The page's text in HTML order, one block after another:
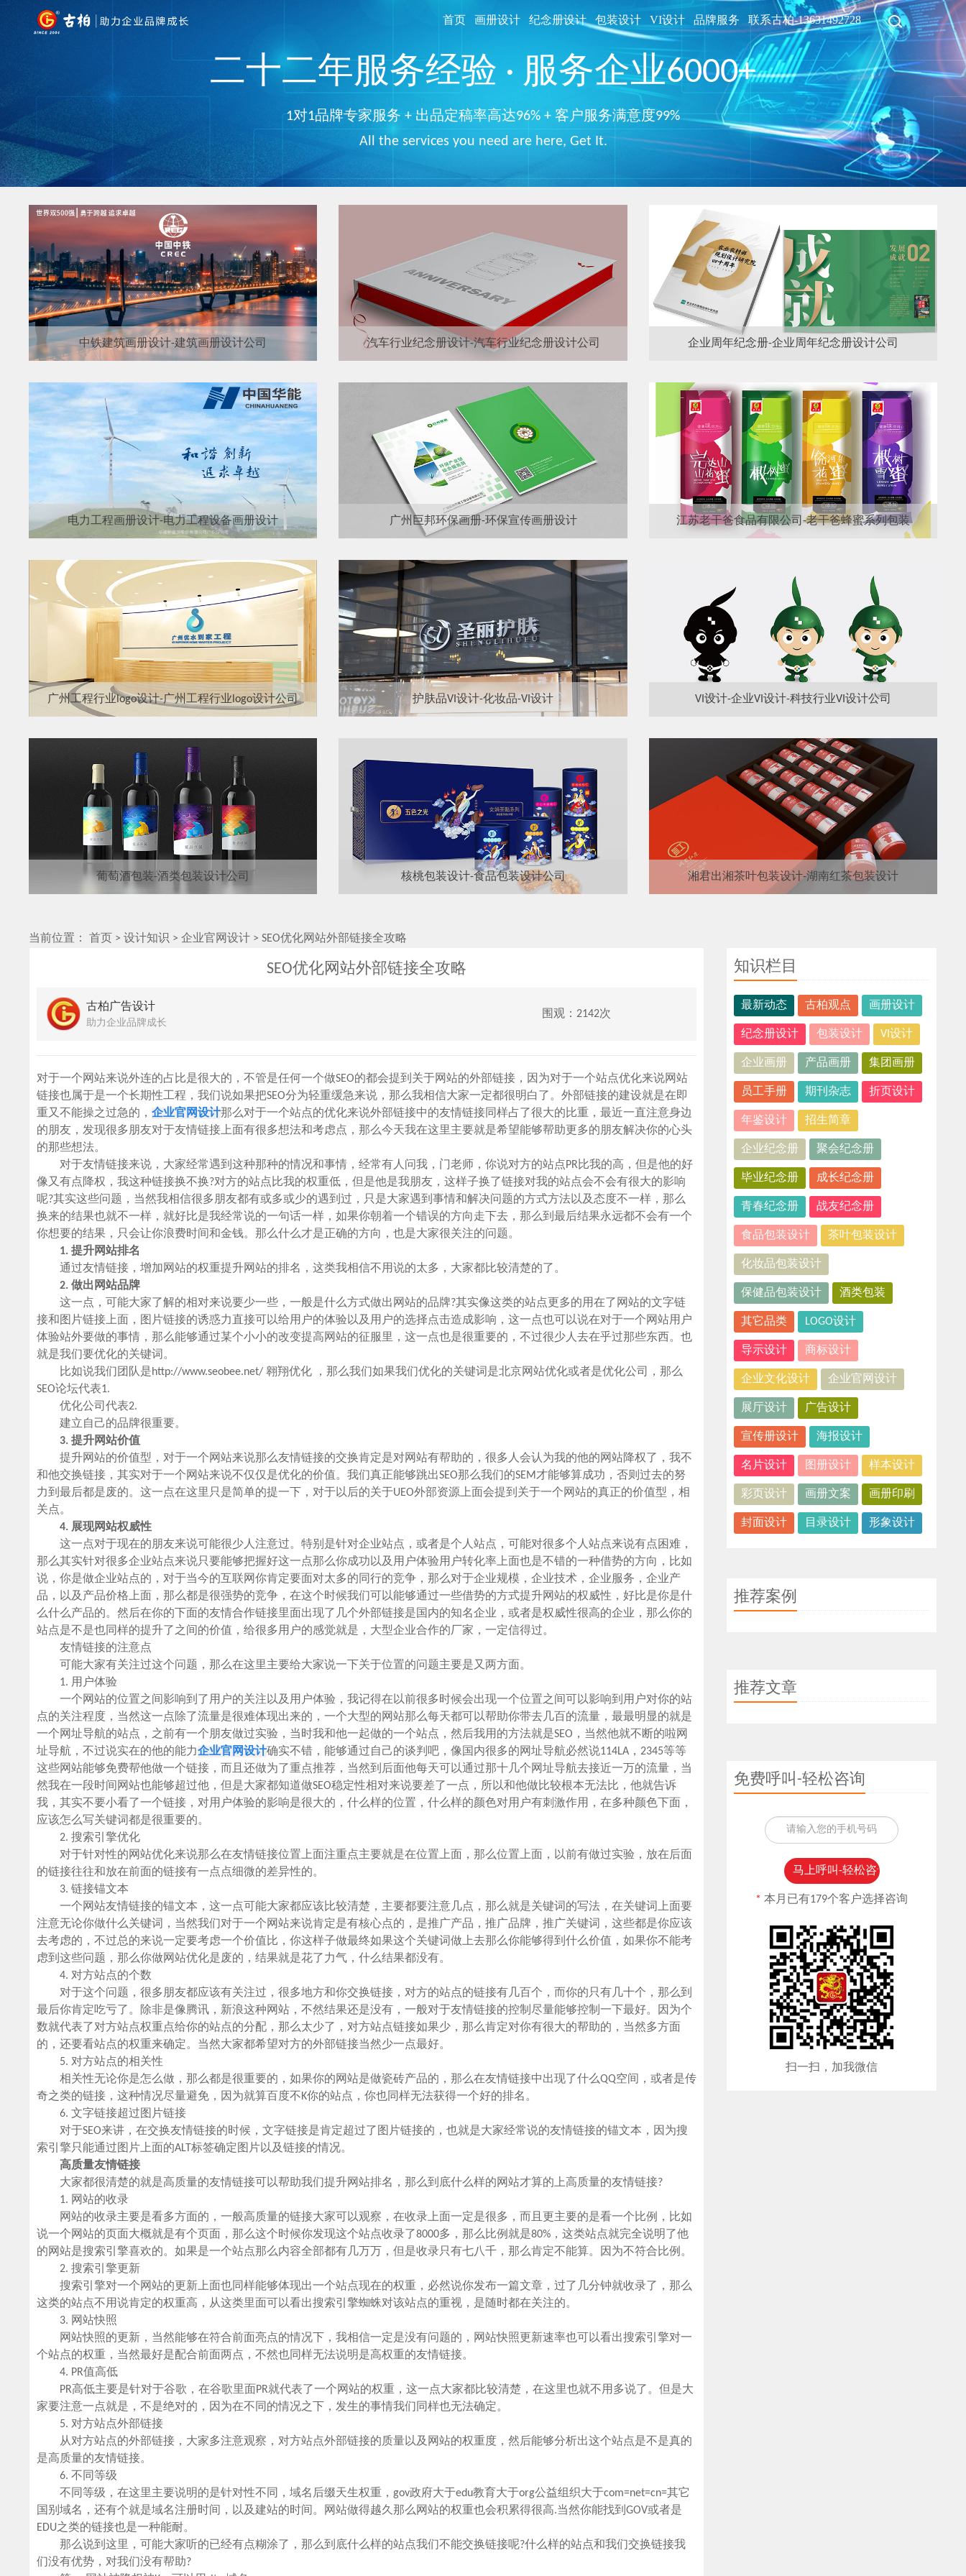
首页 画册设计 纪念册设计 包装设计 VI设计 品牌服务 联系古柏-13631492728
二十二年服务经验 · 服务企业6000+
1对1品牌专家服务 + 出品定稿率高达96% + 客户服务满意度99%
All the services you need are here, Get It.
中铁建筑画册设计-建筑画册设计公司 汽车行业纪念册设计-汽车行业纪念册设计公司 企业周年纪念册-企业周年纪念册设计公司
电力工程画册设计-电力工程设备画册设计 广州巨邦环保画册-环保宣传画册设计 江苏老干爸食品有限公司-老干爸蜂蜜系列包装
广州工程行业logo设计-广州工程行业logo设计公司 护肤品VI设计-化妆品-VI设计 VI设计-企业VI设计-科技行业VI设计公司
葡萄酒包装-酒类包装设计公司 核桃包装设计-食品包装设计公司 湘君出湘茶叶包装设计-湖南红茶包装设计
当前位置： 首页 >设计知识 >企业官网设计 >SEO优化网站外部链接全攻略
SEO优化网站外部链接全攻略
古柏广告设计
助力企业品牌成长
围观：2142次
对于一个网站来说外连的占比是很大的，不管是任何一个做SEO的都会提到关于网站的外部链接，因为对于一个站点优化来说网站
链接也属于是一个长期性工程，我们说如果把SEO分为轻重缓急来说，那么我相信大家一定都很明白了。外部链接的建设就是在即
重又不能操之过急的，企业官网设计那么对于一个站点的优化来说外部链接中的友情链接同样占了很大的比重，最近一直注意身边
的朋友，发现很多朋友对于友情链接上面有很多想法和考虑点，那么今天我在这里主要就是希望能够帮助更多的朋友解决你的心头
的那些想法。
对于友情链接来说，大家经常遇到这种那种的情况和事情，经常有人问我，门老师，你说对方的站点PR比我的高，但是他的好
像又有点降权，我这种链接换不换?对方的站点比我的权重低，但是他是我朋友，这样子换了链接对我的站点会不会有很大的影响
呢?其实这些问题，当然我相信很多朋友都有或多或少的遇到过，只是大家遇到事情和解决问题的方式方法以及态度不一样，那么
换来的结果也就不一样，就好比是我经常说的一句话一样，如果你朝着一个错误的方向走下去，那么到最后结果永远都不会有一个
你想要的结果，只会让你浪费时间和金钱。那么什么才是正确的方向，也是大家很关注的问题。
1. 提升网站排名
通过友情链接，增加网站的权重提升网站的排名，这类我相信不用说的太多，大家都比较清楚的了。
2. 做出网站品牌
这一点，可能大家了解的相对来说要少一些，一般是什么方式做出网站的品牌?其实像这类的站点更多的用在了网站的文字链
接和图片链接上面，图片链接的诱惑力直接可以给用户的体验以及用户的选择点击造成影响，这一点也可以说在对于一个网站用户
体验站外要做的事情，那么能够通过某个小小的改变提高网站的征服里，这一点也是很重要的，不过很少人去在乎过那些东西。也
就是我们要优化的关键词。
比如说我们团队是http://www.seobee.net/ 翱翔优化 ，那么我们如果我们优化的关键词是北京网站优化或者是优化公司，那么
SEO论坛代表1.
优化公司代表2.
建立自己的品牌很重要。
3. 提升网站价值
提升网站的价值型，对于一个网站来说那么友情链接的交换肯定是对网站有帮助的，很多人会认为我的他的网站降权了，我不
和他交换链接，其实对于一个网站来说不仅仅是优化的价值。我们真正能够跳出SEO那么我们的SEM才能够算成功，否则过去的努
力到最后都是废的。这一点在这里只是简单的提一下，对于以后的关于UEO外部资源上面会提到关于一个网站的真正的价值型，相
关点。
4. 展现网站权威性
这一点对于现在的朋友来说可能很少人注意过。特别是针对企业站点，或者是个人站点，可能对很多个人站点来说有点困难，
那么其实针对很多企业站点来说只要能够把握好这一点那么你成功以及用户体验用户转化率上面也是不错的一种借势的方向，比如
说，你是做企业站点的，对于当今的互联网你肯定要面对太多的同行的竞争，那么对于企业规模，企业技术，企业服务，企业产
品，以及产品价格上面，那么都是很强势的竞争，在这个时候我们可以能够通过一些借势的方式提升网站的权威性，好比是你是什
么什么产品的。然后在你的下面的友情合作链接里面出现了几个外部链接是国内的知名企业，或者是权威性很高的企业，那么你的
站点是不是也同样的提升了之间的价值，给很多用户的感觉就是，大型企业合作的厂家，一定信得过。
友情链接的注意点
可能大家有关注过这个问题，那么在这里主要给大家说一下关于位置的问题主要是又两方面。
1. 用户体验
一个网站的位置之间影响到了用户的关注以及用户体验，我记得在以前很多时候会出现一个位置之间可以影响到用户对你的站
点的关注程度，当然这一点除了流量是很难体现出来的，一个大型的网站那么每天都可以帮助你带去几百的流量，最最明显的就是
一个网址导航的站点，之前有一个朋友做过实验，当时我和他一起做的一个站点，然后我用的方法就是SEO，当然他就不断的啦网
址导航，不过说实在的他的能力企业官网设计确实不错，能够通过自己的谈判吧，像国内很多的网址导航必然说114LA，2345等等
这些网站能够免费帮他做一个链接，而且还做为了重点推荐，当然到后面他每天可以通过那十几个网址导航去接近一万的流量，当
然我在一段时间网站也能够超过他，但是大家都知道做SEO稳定性相对来说要差了一点，所以和他做比较根本无法比，他就告诉
我，其实不要小看了一个链接，对用户体验的影响是很大的，什么样的位置，什么样的颜色对用户有刺激作用，在多种颜色下面，
应该怎么写关键词都是很重要的。
2. 搜索引擎优化
对于针对性的网站优化来说那么在友情链接位置上面注重点主要就是在位置上面，那么位置上面，以前有做过实验，放在后面
的链接往往和放在前面的链接有一点点细微的差异性的。
3. 链接锚文本
一个网站友情链接的锚文本，这一点可能大家都应该比较清楚，主要都要注意几点，那么就是关键词的写法，在关键词上面要
注意无论你做什么关键词，当然我们对于一个网站来说肯定是有核心点的，是推广产品，推广品牌，推广关键词，这些都是你应该
去考虑的，不过总的来说一定要考虑一个价值比，你这样子做最终如果这个关键词做上去那么你能够得到什么价值，如果你不能考
虑到这些问题，那么你做网站优化是废的，结果就是花了力气，什么结果都没有。
4. 对方站点的个数
对于这个问题，很多朋友都应该有关注过，很多地方和你交换链接，对方的站点的链接有几百个，而你的只有几十个，那么到
最后你肯定吃亏了。除非是像腾讯，新浪这种网站，不然结果还是没有，一般对于友情链接的控制尽量能够控制一下最好。因为个
数就代表了对方站点权重点给你的站点的分配，那么太少了，对方站点链接如果少，那么肯定对你有很大的帮助的，当然多方面
的，还要看站点的权重来确定。当然大家都希望对方的外部链接当然少一点最好。
5. 对方站点的相关性
相关性无论你是怎么做，那么都是很重要的，如果你的网站是做瓷砖产品的，那么在友情链接中出现了什么QQ空间，或者是传
奇之类的链接，这种情况尽量避免，因为就算百度不K你的站点，你也同样无法获得一个好的排名。
6. 文字链接超过图片链接
对于SEO来讲，在交换友情链接的时候，文字链接是肯定超过了图片链接的，也就是大家经常说的友情链接的锚文本，因为搜
索引擎只能通过图片上面的ALT标签确定图片以及链接的情况。
高质量友情链接
大家都很清楚的就是高质量的友情链接可以帮助我们提升网站排名，那么到底什么样的网站才算的上高质量的友情链接?
1. 网站的收录
网站的收录主要是看多方面的，一般高质量的链接大家可以观察，在收录上面一定是很多，而且更主要的是看一个比例，比如
说一个网站的页面大概就是有个页面，那么这个时候你发现这个站点收录了8000多，那么比例就是80%，这类站点就完全说明了他
的网站是搜索引擎喜欢的。如果是一个站点那么内容全部都有几万万，但是收录只有七八千，那么肯定不能算。因为不符合比例。
2. 搜索引擎更新
搜索引擎对一个网站的更新上面也同样能够体现出一个站点现在的权重，必然说你发布一篇文章，过了几分钟就收录了，那么
这类的站点不用说肯定的权重高，从这类里面可以看出搜索引擎蜘蛛对该站点的重视，是随时都在关注的。
3. 网站快照
网站快照的更新，当然能够在符合前面亮点的情况下，我相信一定是没有问题的，网站快照更新速率也可以看出搜索引擎对一
个站点的权重，当然最好是配合前面两点，不然也同样无法说明是高权重的友情链接。
4. PR值高低
PR高低主要是针对于谷歌，在谷歌里面PR就代表了一个网站的权重，这一点大家都比较清楚，在这里也就不用多说了。但是大
家要注意一点就是，不是绝对的，因为在不同的情况之下，发生的事情我们同样也无法确定。
5. 对方站点外部链接
从对方站点的外部链接，大家多注意观察，对方站点外部链接的质量以及网站的权重度，然后能够分析出这个站点是不是真的
是高质量的友情链接。
6. 不同等级
不同等级，在这里主要说明的是针对性不同，域名后缀天生权重，gov政府大于edu教育大于org公益组织大于com=net=cn=其它
国别域名，还有个就是域名注册时间，以及建站的时间。网站做得越久那么网站的权重也会积累得很高.当然你能找到GOV或者是
EDU之类的链接也是一种能耐。
那么说到这里，可能大家听的已经有点糊涂了，那么到底什么样的站点我们不能交换链接呢?什么样的站点和我们交换链接我
们没有优势，对我们没有帮助?
知识栏目
最新动态 古柏观点 画册设计
纪念册设计 包装设计 VI设计
企业画册 产品画册 集团画册
员工手册 期刊杂志 折页设计
年鉴设计 招生简章
企业纪念册 聚会纪念册
毕业纪念册 成长纪念册
青春纪念册 战友纪念册
食品包装设计 茶叶包装设计
化妆品包装设计
保健品包装设计 酒类包装
其它品类 LOGO设计
导示设计 商标设计
企业文化设计 企业官网设计
展厅设计 广告设计
宣传册设计 海报设计
名片设计 图册设计 样本设计
彩页设计 画册文案 画册印刷
封面设计 目录设计 形象设计
推荐案例
推荐文章
免费呼叫-轻松咨询
*本月已有179个客户选择咨询
扫一扫，加我微信